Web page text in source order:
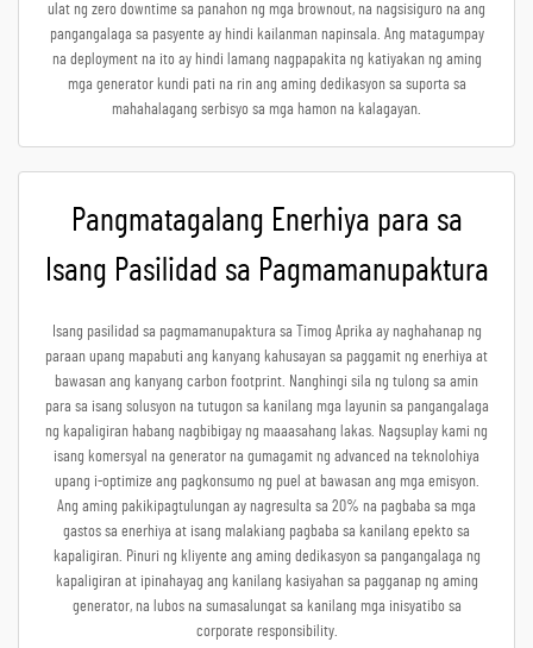
ulat ng zero downtime sa panahon ng mga brownout, na nagsisiguro na ang
pangangalaga sa pasyente ay hindi kailanman napinsala. Ang matagumpay
na deployment na ito ay hindi lamang nagpapakita ng katiyakan ng aming
mga generator kundi pati na rin ang aming dedikasyon sa suporta sa
mahahalagang serbisyo sa mga hamon na kalagayan.
Pangmatagalang Enerhiya para sa
Isang Pasilidad sa Pagmamanupaktura
Isang pasilidad sa pagmamanupaktura sa Timog Aprika ay naghahanap ng
paraan upang mapabuti ang kanyang kahusayan sa paggamit ng enerhiya at
bawasan ang kanyang carbon footprint. Nanghingi sila ng tulong sa amin
para sa isang solusyon na tutugon sa kanilang mga layunin sa pangangalaga
ng kapaligiran habang nagbibigay ng maaasahang lakas. Nagsuplay kami ng
isang komersyal na generator na gumagamit ng advanced na teknolohiya
upang i-optimize ang pagkonsumo ng puel at bawasan ang mga emisyon.
Ang aming pakikipagtulungan ay nagresulta sa 20% na pagbaba sa mga
gastos sa enerhiya at isang malakiang pagbaba sa kanilang epekto sa
kapaligiran. Pinuri ng kliyente ang aming dedikasyon sa pangangalaga ng
kapaligiran at ipinahayag ang kanilang kasiyahan sa pagganap ng aming
generator, na lubos na sumasalungat sa kanilang mga inisyatibo sa
corporate responsibility.